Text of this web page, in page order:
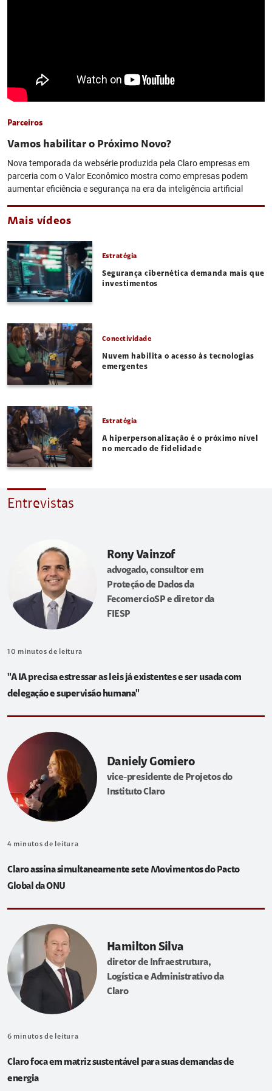
Parceiros
Vamos habilitar o Próximo Novo?
Nova temporada da websérie produzida pela Claro empresas em
parceria com o Valor Econômico mostra como empresas podem
aumentar eficiência e segurança na era da inteligência artificial
Mais vídeos
Estratégia
Segurança cibernética demanda mais que
investimentos
Conectividade
Nuvem habilita o acesso às tecnologias
emergentes
Estratégia
A hiperpersonalização é o próximo nível
no mercado de fidelidade
Entrevistas
Rony Vainzof
advogado, consultor em
Proteção de Dados da
FecomercioSP e diretor da
FIESP
10 minutos de leitura
"A IA precisa estressar as leis já existentes e ser usada com
delegação e supervisão humana"
Daniely Gomiero
vice-presidente de Projetos do
Instituto Claro
4 minutos de leitura
Claro assina simultaneamente sete Movimentos do Pacto
Global da ONU
Hamilton Silva
diretor de Infraestrutura,
Logística e Administrativo da
Claro
6 minutos de leitura
Claro foca em matriz sustentável para suas demandas de
energia